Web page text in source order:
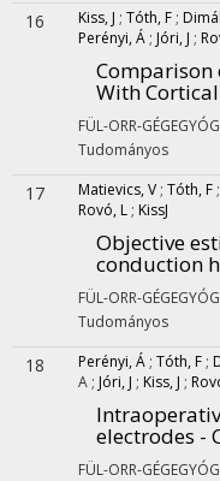
16 Kiss, J ; Tóth, F ;
Perényi, Á ; Jóri, J ;
Comparison
With Cortical
FÜL-ORR-
Tudományos
17 Matievics, V ; Tóth, F ;
Rovó, L ; KissJ
Objective
conduction
FÜL-ORR-
Tudományos
18 Perényi, Á ; Tóth, F ;
A ; Jóri, J ; Kiss, J ;
electrodes -
FÜL-ORR-